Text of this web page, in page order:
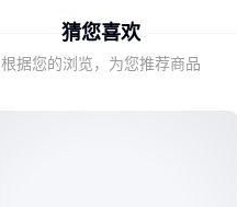
要素的产品，才能在不
低碳环保工艺品的应
具体需求。以下是几
猜您喜欢
根据您的浏览，为您推荐商品